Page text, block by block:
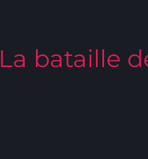
La bataille